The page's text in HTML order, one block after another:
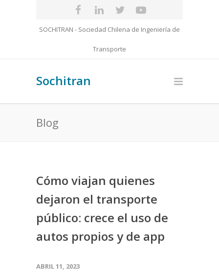
SOCHITRAN - Sociedad Chilena de Ingeniería de
Transporte
Sochitran
Blog
Cómo viajan quienes
dejaron el transporte
público: crece el uso de
autos propios y de app
ABRIL 11, 2023